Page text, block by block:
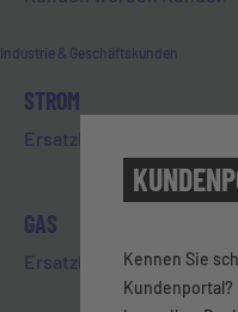
Industrie & Geschäftskunden
STROM
Ersatzbelieferung Strom
GAS
Ersatzbelieferung Gas
für die
mitteilen?
Kennen Sie
Kundenportal?